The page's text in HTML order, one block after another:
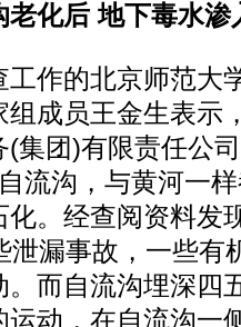
老化后 地下毒水渗
作的北京师范大
成员王金生表示
集团)有限责任公
流沟，与黄河一
化。经查阅资料发
泄漏事故，一些有
而自流沟埋深四
动，在自流沟一